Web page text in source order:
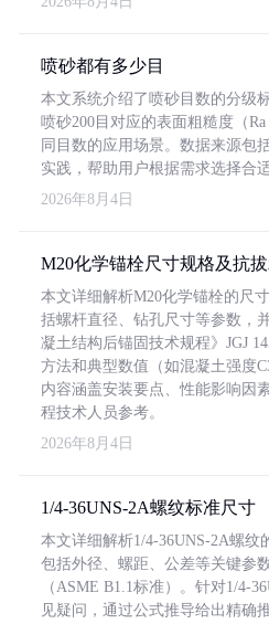
喷砂都有多少目
本文系统介绍了喷砂目数的分级
喷砂200目对应的表面粗糙度（
同目数的应用场景。数据来源包
实践，帮助用户根据需求选择合
2026年8月4日
M20化学锚栓尺寸规格及抗
本文详细解析M20化学锚栓的尺
括螺杆直径、钻孔尺寸等参数，
凝土结构后锚固技术规程》JGJ
方法和典型数值（如混凝土强度
内容涵盖安装要点、性能影响因
程技术人员参考。
2026年8月4日
1/4-36UNS-2A螺纹标准尺寸
本文详细解析1/4-36UNS-2A螺纹
包括外径、螺距、公差等关键参
（ASME B1.1标准）。针对1/4-
见疑问，通过公式推导给出精确